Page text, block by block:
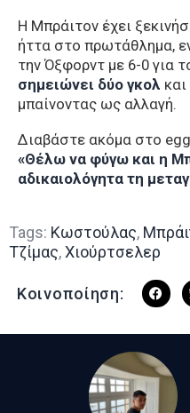
Η Μπράιτον έχει
ήττα στο πρωτάθλημα,
την Όξφορντ με 6-0 για
σημειώνει δύο γκολ
μπαίνοντας ως αλλαγή.
Διαβάστε ακόμα στο
«Θέλω να φύγω και η
αδικαιολόγητα τη
Tags: Κωστούλας,
Τζίμας,Χιούρτσελερ
Κοινοποίηση: